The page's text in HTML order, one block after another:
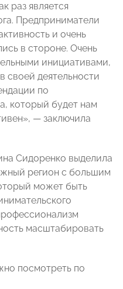
раз является
Предприниматели
и очень
в стороне. Очень
инициативами,
своей деятельности
по
который будет нам
— заключила
Сидоренко выделила
регион с большим
может быть
масштабировать
посмотреть по